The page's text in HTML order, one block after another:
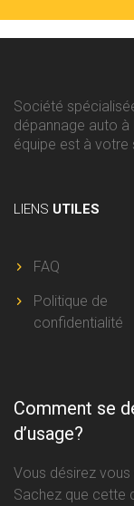
Société
dépannage auto à
équipe est à votre
LIENS UTILES
FAQ
Politique de
confidentialité
Comment se
d’usage?
Vous désirez vous
Sachez que cette